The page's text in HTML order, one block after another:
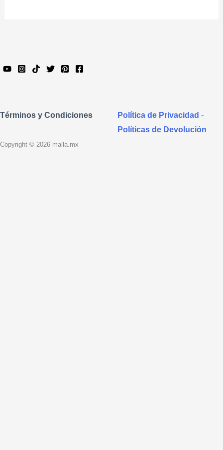
Términos y Condiciones Política de Privacidad -
Políticas de Devolución
Copyright © 2026 malla.mx